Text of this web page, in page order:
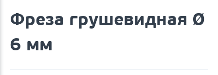
Фреза грушевидная Ø
6 мм